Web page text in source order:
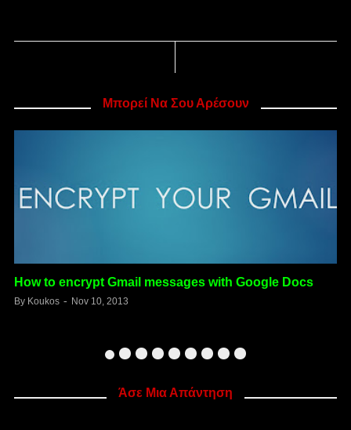
Μπορεί Να Σου Αρέσουν
How to encrypt Gmail messages with Google Docs
ByKoukos Nov 10, 2013
Άσε Μια Απάντηση